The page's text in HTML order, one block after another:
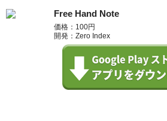
Free Hand Note
価格：100円
開発：Zero Index